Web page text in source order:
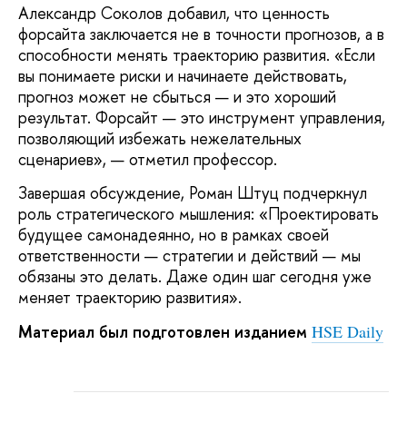
Александр Соколов добавил, что ценность
форсайта заключается не в точности прогнозов, а в
способности менять траекторию развития. «Если
вы понимаете риски и начинаете действовать,
прогноз может не сбыться — и это хороший
результат. Форсайт — это инструмент управления,
позволяющий избежать нежелательных
сценариев», — отметил профессор.
Завершая обсуждение, Роман Штуц подчеркнул
роль стратегического мышления: «Проектировать
будущее самонадеянно, но в рамках своей
ответственности — стратегии и действий — мы
обязаны это делать. Даже один шаг сегодня уже
меняет траекторию развития».
Материал был подготовлен изданием HSE Daily